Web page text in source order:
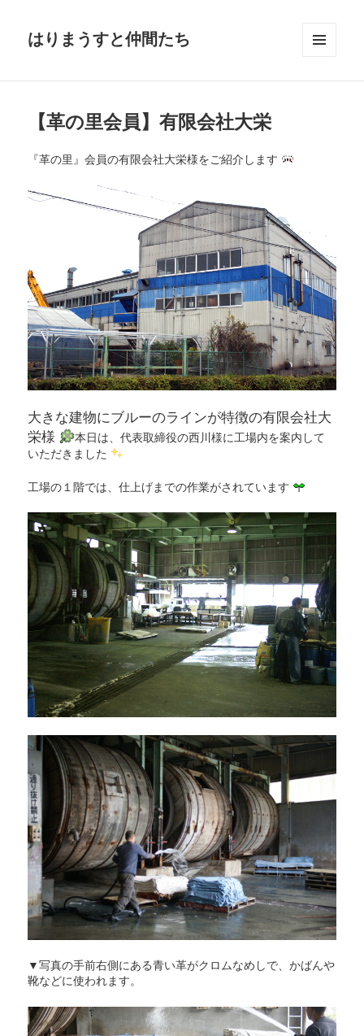
はりまうすと仲間たち
【革の里会員】有限会社大栄
『革の里』会員の有限会社大栄様をご紹介します
大きな建物にブルーのラインが特徴の有限会社大
栄様
本日は、代表取締役の西川様に工場内を案内して
いただきました
工場の１階では、仕上げまでの作業がされています
▼写真の手前右側にある青い革がクロムなめしで、かばんや
靴などに使われます。